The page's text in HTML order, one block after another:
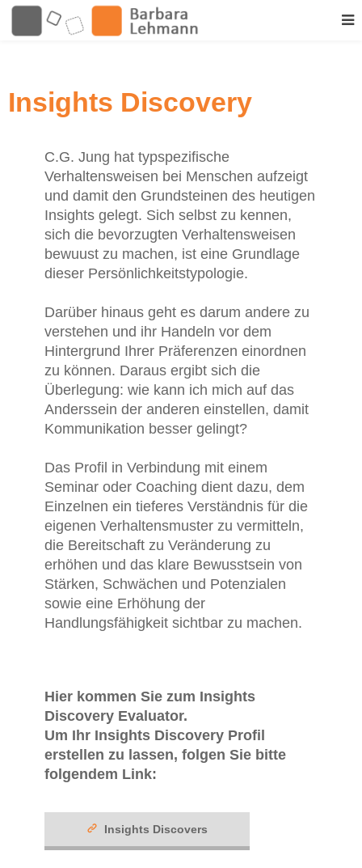
Insights Discovery
C.G. Jung hat typspezifische
Verhaltensweisen bei Menschen aufzeigt
und damit den Grundsteinen des heutigen
Insights gelegt. Sich selbst zu kennen,
sich die bevorzugten Verhaltensweisen
bewuust zu machen, ist eine Grundlage
dieser Persönlichkeitstypologie.
Darüber hinaus geht es darum andere zu
verstehen und ihr Handeln vor dem
Hintergrund Ihrer Präferenzen einordnen
zu können. Daraus ergibt sich die
Überlegung: wie kann ich mich auf das
Anderssein der anderen einstellen, damit
Kommunikation besser gelingt?
Das Profil in Verbindung mit einem
Seminar oder Coaching dient dazu, dem
Einzelnen ein tieferes Verständnis für die
eigenen Verhaltensmuster zu vermitteln,
die Bereitschaft zu Veränderung zu
erhöhen und das klare Bewusstsein von
Stärken, Schwächen und Potenzialen
sowie eine Erhöhung der
Handlungsfähigkeit sichtbar zu machen.
Hier kommen Sie zum Insights
Discovery Evaluator.
Um Ihr Insights Discovery Profil
erstellen zu lassen, folgen Sie bitte
folgendem Link:
Insights Discovers